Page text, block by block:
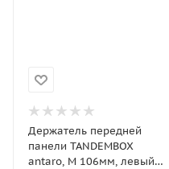
Держатель передней
панели TANDEMBOX
antaro, M 106мм, левый,